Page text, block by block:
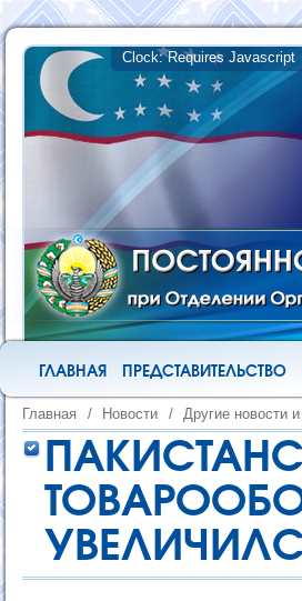
ГЛАВНАЯ ПРЕДСТАВИТЕЛЬСТВО
Главная / Новости / Другие новости